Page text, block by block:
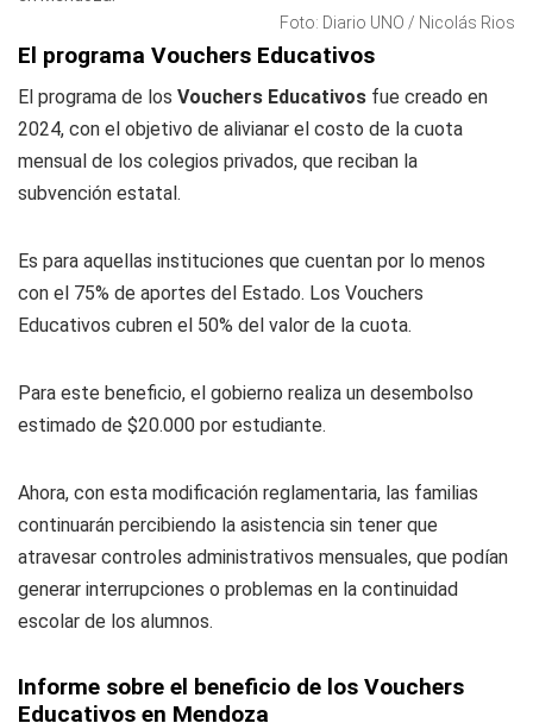
Foto: Diario UNO / Nicolás Rios
El programa Vouchers Educativos
El programa de los Vouchers Educativos fue creado en
2024, con el objetivo de alivianar el costo de la cuota
mensual de los colegios privados, que reciban la
subvención estatal.
Es para aquellas instituciones que cuentan por lo menos
con el 75% de aportes del Estado. Los Vouchers
Educativos cubren el 50% del valor de la cuota.
Para este beneficio, el gobierno realiza un desembolso
estimado de $20.000 por estudiante.
Ahora, con esta modificación reglamentaria, las familias
continuarán percibiendo la asistencia sin tener que
atravesar controles administrativos mensuales, que podían
generar interrupciones o problemas en la continuidad
escolar de los alumnos.
Informe sobre el beneficio de los Vouchers
Educativos en Mendoza